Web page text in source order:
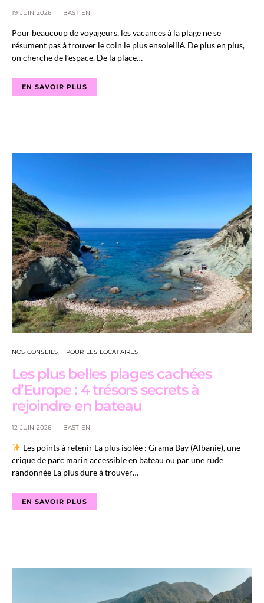
19 JUIN 2026 BASTIEN
Pour beaucoup de voyageurs, les vacances à la plage ne se
résument pas à trouver le coin le plus ensoleillé. De plus en plus,
on cherche de l’espace. De la place…
EN SAVOIR PLUS
NOS CONSEILS POUR LES LOCATAIRES
Les plus belles plages cachées
d’Europe : 4 trésors secrets à
rejoindre en bateau
12 JUIN 2026 BASTIEN
Les points à retenir La plus isolée : Grama Bay (Albanie), une
crique de parc marin accessible en bateau ou par une rude
randonnée La plus dure à trouver…
EN SAVOIR PLUS